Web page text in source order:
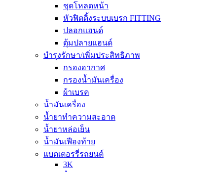
ชุดโหลดหน้า
หัวฟิตติ้งระบบเบรก FITTING
ปลอกแฮนด์
ตุ้มปลายแฮนด์
บำรุงรักษา/เพิ่มประสิทธิภาพ
กรองอากาศ
กรองน้ำมันเครื่อง
ผ้าเบรค
น้ำมันเครื่อง
น้ำยาทำความสะอาด
น้ำยาหล่อเย็น
น้ำมันเฟืองท้าย
แบตเตอรรี่รถยนต์
3K